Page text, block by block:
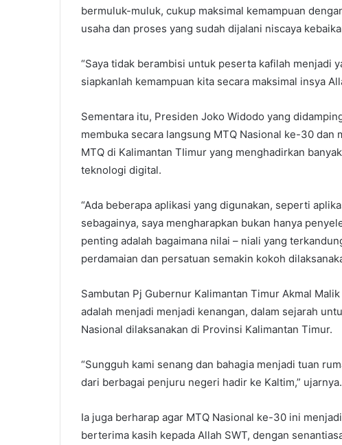
bermuluk-muluk, cukup maksimal kemampuan
usaha dan proses yang sudah dijalani niscaya
“Saya tidak berambisi untuk peserta kafilah menjadi
siapkanlah kemampuan kita secara maksimal insya
Sementara itu, Presiden Joko Widodo yang
membuka secara langsung MTQ Nasional ke-30
MTQ di Kalimantan TIimur yang menghadirkan
teknologi digital.
“Ada beberapa aplikasi yang digunakan, seperti
sebagainya, saya mengharapkan bukan hanya
penting adalah bagaimana nilai – niali yang
perdamaian dan persatuan semakin kokoh
Sambutan Pj Gubernur Kalimantan Timur Akmal
adalah menjadi menjadi kenangan, dalam sejarah
Nasional dilaksanakan di Provinsi Kalimantan Timur.
“Sungguh kami senang dan bahagia menjadi tuan
dari berbagai penjuru negeri hadir ke Kaltim,” ujarnya.
Ia juga berharap agar MTQ Nasional ke-30 ini
berterima kasih kepada Allah SWT, dengan